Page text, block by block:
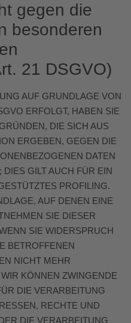
gegen die
besonderen
21 DSGVO)
AUF GRUNDLAGE VON
ERFOLGT, HABEN SIE
DIE SICH AUS
ERGEBEN, GEGEN DIE
DATEN
GILT AUCH FÜR EIN
PROFILING.
AUF DENEN EINE
SIE DIESER
SIE WIDERSPRUCH
BETROFFENEN
NICHT MEHR
KÖNNEN ZWINGENDE
DIE VERARBEITUNG
RECHTE UND
DIE VERARBEITUNG